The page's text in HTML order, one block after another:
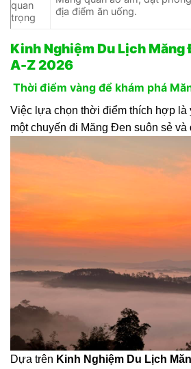
quan
trọng
địa điểm ăn uống.
Kinh Nghiệm Du Lịch Măng
A-Z 2026
Thời điểm vàng để khám phá
Việc lựa chọn thời điểm thích hợp là
một chuyến đi Măng Đen suôn sẻ và
Dựa trên Kinh Nghiệm Du Lịch